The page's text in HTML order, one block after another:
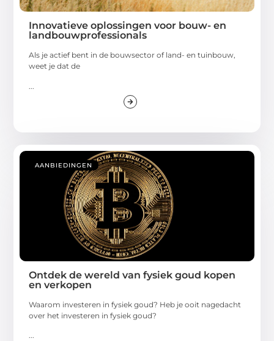
Innovatieve oplossingen voor bouw- en
landbouwprofessionals
Als je actief bent in de bouwsector of land- en tuinbouw,
weet je dat de
AANBIEDINGEN
Ontdek de wereld van fysiek goud kopen
en verkopen
Waarom investeren in fysiek goud? Heb je ooit nagedacht
over het investeren in fysiek goud?
...